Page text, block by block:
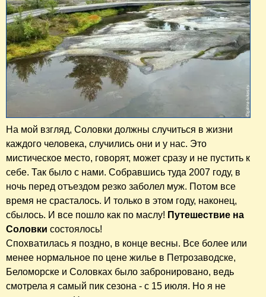
На мой взгляд, Соловки должны случиться в жизни
каждого человека, случились они и у нас. Это
мистическое место, говорят, может сразу и не пустить к
себе. Так было с нами. Собравшись туда 2007 году, в
ночь перед отъездом резко заболел муж. Потом все
время не срасталось. И только в этом году, наконец,
сбылось. И все пошло как по маслу! Путешествие на
Соловки состоялось!
Спохватилась я поздно, в конце весны. Все более или
менее нормальное по цене жилье в Петрозаводске,
Беломорске и Соловках было забронировано, ведь
смотрела я самый пик сезона - с 15 июля. Но я не